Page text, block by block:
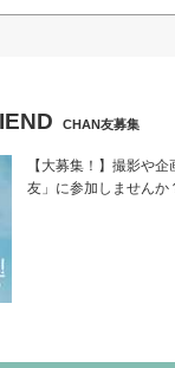
CHAN友募集
【大募集！】撮影や
友」に参加しませんか